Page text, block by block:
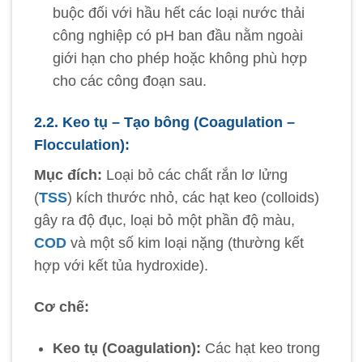
buộc đối với hầu hết các loại nước thải
công nghiệp có pH ban đầu nằm ngoài
giới hạn cho phép hoặc không phù hợp
cho các công đoạn sau.
2.2. Keo tụ – Tạo bông (Coagulation –
Flocculation):
Mục đích: Loại bỏ các chất rắn lơ lửng
(TSS) kích thước nhỏ, các hạt keo (colloids)
gây ra độ đục, loại bỏ một phần độ màu,
CODvà một số kim loại nặng (thường kết
hợp với kết tủa hydroxide).
Cơ chế:
Keo tụ (Coagulation): Các hạt keo trong